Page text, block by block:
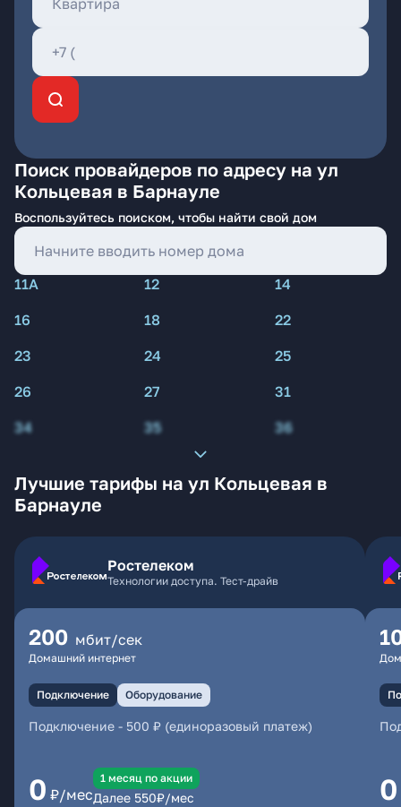
Поиск провайдеров по адресу на ул
Кольцевая в Барнауле
Воспользуйтесь поиском, чтобы найти свой дом
11А 12
14
16
18
22
23
24
25
26
27
31
34
35 36
Лучшие тарифы на ул Кольцевая в
Барнауле
Ростелеком
Технологии доступа. Тест-драйв
200 мбит/сек
Домашний интернет
Подключение Оборудование
Подключение - 500 ₽ (единоразовый платеж)
0 ₽/мес
1 месяц по акции
Далее 550₽/мес 0